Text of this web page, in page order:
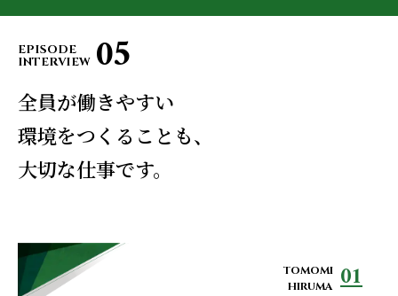
EPISODE
INTERVIEW 05
全員が働きやすい
環境をつくることも、
大切な仕事です。
TOMOMI
HIRUMA 01